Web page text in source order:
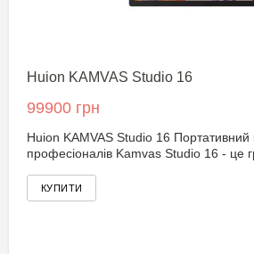
Huion KAMVAS Studio 16
99900 грн
Huion KAMVAS Studio 16
професіоналів Kamvas Studio 16 - це